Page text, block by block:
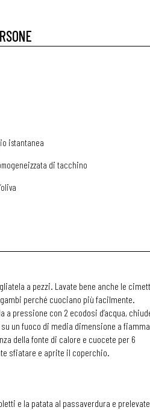
istantanea
di tacchino
a pezzi. Lavate bene anche le
perché cuociano più facilmente.
a pressione con 2 ecodosi d’acqua,
un fuoco di media dimensione a fiamma
della fonte di calore e cuocete per 6
sfiatare e aprite il coperchio.
e la patata al passaverdura e